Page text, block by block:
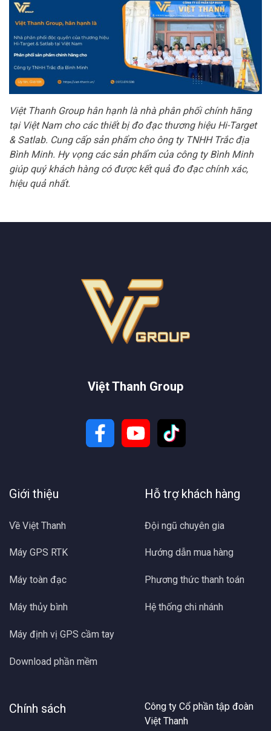
Việt Thanh Group hân hạnh là nhà phân phối chính hãng
tại Việt Nam cho các thiết bị đo đạc thương hiệu Hi-Target
& Satlab. Cung cấp sản phẩm cho ông ty TNHH Trắc địa
Bình Minh. Hy vọng các sản phẩm của công ty Bình Minh
giúp quý khách hàng có được kết quả đo đạc chính xác,
hiệu quả nhất.
Việt Thanh Group
Giới thiệu
Về Việt Thanh
Máy GPS RTK
Máy toàn đạc
Máy thủy bình
Máy định vị GPS cầm tay
Download phần mềm
Hỗ trợ khách hàng
Đội ngũ chuyên gia
Hướng dẫn mua hàng
Phương thức thanh toán
Hệ thống chi nhánh
Chính sách
Công ty Cổ phần tập đoàn
Việt Thanh